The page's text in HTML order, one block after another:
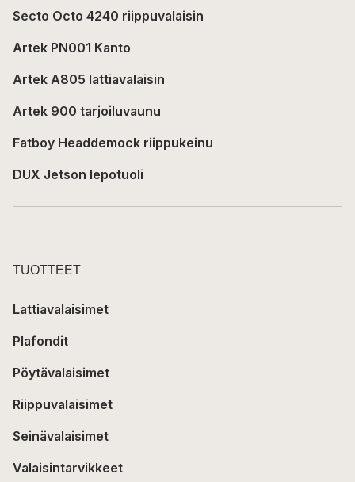
Secto Octo 4240 riippuvalaisin
Artek PN001 Kanto
Artek A805 lattiavalaisin
Artek 900 tarjoiluvaunu
Fatboy Headdemock riippukeinu
DUX Jetson lepotuoli
TUOTTEET
Lattiavalaisimet
Plafondit
Pöytävalaisimet
Riippuvalaisimet
Seinävalaisimet
Valaisintarvikkeet